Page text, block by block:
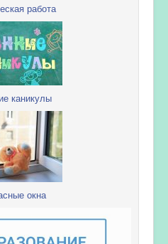
работа
каникулы
окна